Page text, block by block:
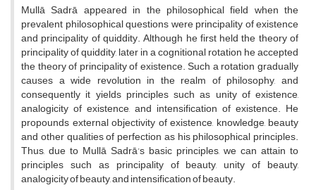
Mullā Sadrā appeared in the philosophical field when the
prevalent philosophical questions were principality of existence
and principality of quiddity. Although he first held the theory of
principality of quiddity, later in a cognitional rotation he accepted
the theory of principality of existence. Such a rotation gradually
causes a wide revolution in the realm of philosophy, and
consequently it yields principles such as unity of existence,
analogicity of existence, and intensification of existence. He
propounds external objectivity of existence, knowledge, beauty
and other qualities of perfection as his philosophical principles.
Thus, due to Mullā Sadrā’s basic principles, we can attain to
principles such as principality of beauty, unity of beauty,
analogicity of beauty, and intensification of beauty.